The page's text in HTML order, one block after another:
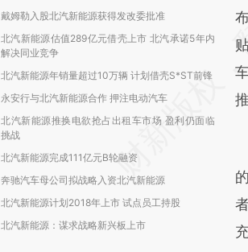
戴姆勒入股北汽新能源获得发改委批准
北汽新能源估值289亿元借壳上市 北汽承诺5年内
解决同业竞争
北汽新能源年销量超过10万辆 计划借壳S*ST前锋
永安行与北汽新能源合作 押注电动汽车
北汽新能源推换电欲抢占出租车市场 盈利仍面临
挑战
北汽新能源完成111亿元B轮融资
奔驰汽车母公司拟战略入资北汽新能源
北汽新能源计划2018年上市 试点员工持股
北汽新能源：谋求战略新兴板上市